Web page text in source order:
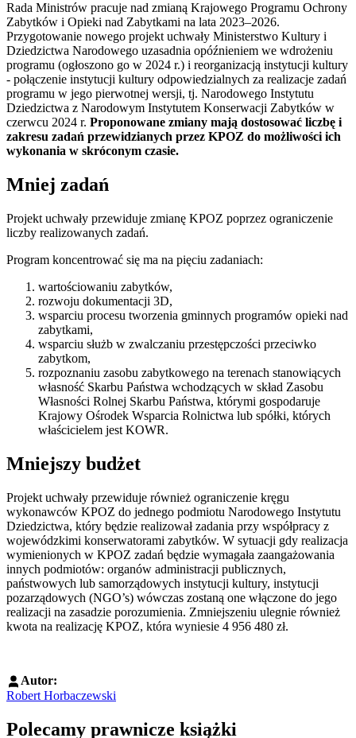
Rada Ministrów pracuje nad zmianą Krajowego Programu Ochrony
Zabytków i Opieki nad Zabytkami na lata 2023–2026.
Przygotowanie nowego projekt uchwały Ministerstwo Kultury i
Dziedzictwa Narodowego uzasadnia opóźnieniem we wdrożeniu
programu (ogłoszono go w 2024 r.) i reorganizacją instytucji kultury
- połączenie instytucji kultury odpowiedzialnych za realizacje zadań
programu w jego pierwotnej wersji, tj. Narodowego Instytutu
Dziedzictwa z Narodowym Instytutem Konserwacji Zabytków w
czerwcu 2024 r. Proponowane zmiany mają dostosować liczbę i
zakresu zadań przewidzianych przez KPOZ do możliwości ich
wykonania w skróconym czasie.
Mniej zadań
Projekt uchwały przewiduje zmianę KPOZ poprzez ograniczenie
liczby realizowanych zadań.
Program koncentrować się ma na pięciu zadaniach:
wartościowaniu zabytków,
rozwoju dokumentacji 3D,
wsparciu procesu tworzenia gminnych programów opieki nad
zabytkami,
wsparciu służb w zwalczaniu przestępczości przeciwko
zabytkom,
rozpoznaniu zasobu zabytkowego na terenach stanowiących
własność Skarbu Państwa wchodzących w skład Zasobu
Własności Rolnej Skarbu Państwa, którymi gospodaruje
Krajowy Ośrodek Wsparcia Rolnictwa lub spółki, których
właścicielem jest KOWR.
Mniejszy budżet
Projekt uchwały przewiduje również ograniczenie kręgu
wykonawców KPOZ do jednego podmiotu Narodowego Instytutu
Dziedzictwa, który będzie realizował zadania przy współpracy z
wojewódzkimi konserwatorami zabytków. W sytuacji gdy realizacja
wymienionych w KPOZ zadań będzie wymagała zaangażowania
innych podmiotów: organów administracji publicznych,
państwowych lub samorządowych instytucji kultury, instytucji
pozarządowych (NGO’s) wówczas zostaną one włączone do jego
realizacji na zasadzie porozumienia. Zmniejszeniu ulegnie również
kwota na realizację KPOZ, która wyniesie 4 956 480 zł.
Autor:
Robert Horbaczewski
Polecamy prawnicze książki